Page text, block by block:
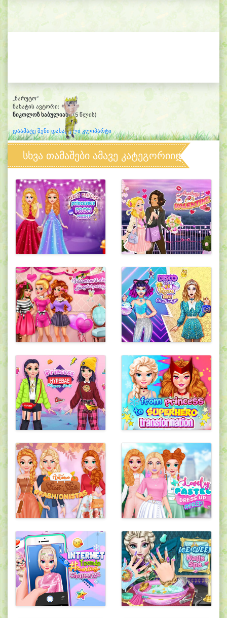
„ნარუტო“
ნახატის ავტორი:
ნიკოლოზ ხაბულიანი(5 წლის)
დაამატე შენი დახატული კლიპარტი
სხვა თამაშები ამავე კატეგორიიდან